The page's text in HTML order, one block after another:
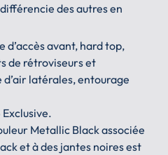
des autres en
d’accès avant, hard top,
de rétroviseurs et
latérales, entourage
Metallic Black associée
et à des jantes noires est